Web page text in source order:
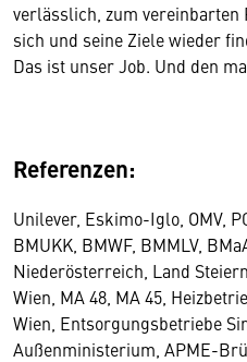
verlässlich, zum
sich und seine Ziele wieder
Das ist unser Job. Und den
Referenzen:
Unilever, Eskimo-Iglo, OMV,
BMUKK, BMWF, BMMLV,
Niederösterreich, Land
Wien, MA 48, MA 45,
Wien, Entsorgungsbetriebe
Außenministerium, APME-